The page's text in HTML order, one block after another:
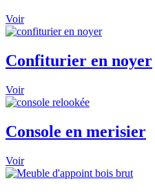
Voir
Confiturier en noyer
Voir
Console en merisier
Voir